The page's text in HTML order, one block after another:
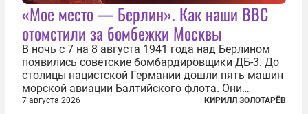
«Мое место — Берлин». Как наши ВВС
отомстили за бомбежки Москвы
В ночь с 7 на 8 августа 1941 года над Берлином
появились советские бомбардировщики ДБ-3. До
столицы нацистской Германии дошли пять машин
морской авиации Балтийского флота. Они
сбросили бомбы на город, который в тот момент
7 августа 2026 КИРИЛЛ ЗОЛОТАРЁВ